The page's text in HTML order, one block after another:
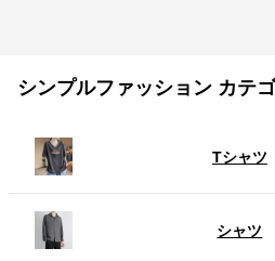
シンプルファッション カテ
Tシャツ
シャツ